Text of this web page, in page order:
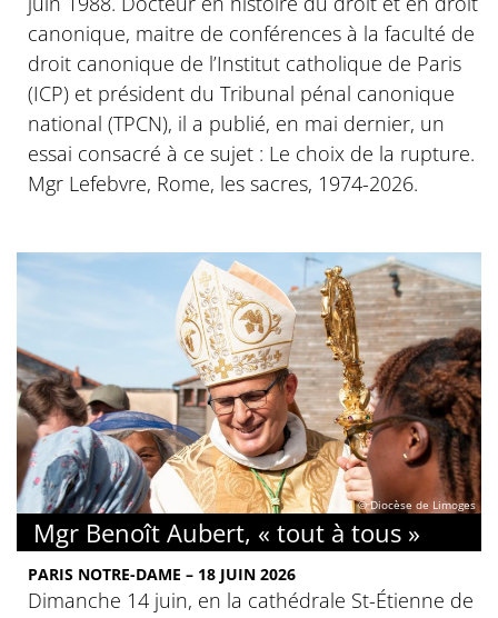
canonique, maitre de conférences à la faculté de
droit canonique de l’Institut catholique de Paris
(ICP) et président du Tribunal pénal canonique
national (TPCN), il a publié, en mai dernier, un
essai consacré à ce sujet : Le choix de la rupture.
Mgr Lefebvre, Rome, les sacres, 1974-2026.
© Diocèse de Limoges
Mgr Benoît Aubert, « tout à tous »
PARIS NOTRE-DAME – 18 JUIN 2026
Dimanche 14 juin, en la cathédrale St-Étienne de